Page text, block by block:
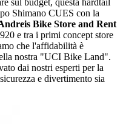
Shimano CUES con la
Bike Store and Rent
e tra i primi concept store
che l'affidabilità è
nostra "UCI Bike Land".
dai nostri esperti per la
e divertimento sia